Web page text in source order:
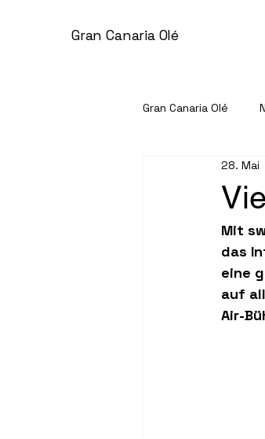
Gran Canaria Olé
Gran Canaria Olé
Gemeinschaft &
Unternehmen
Kleinanzeigen
28. Mai
Mit
das
eine
auf
Air-